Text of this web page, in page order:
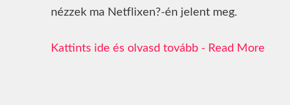
nézzek ma Netflixen?-én jelent meg.
Read More